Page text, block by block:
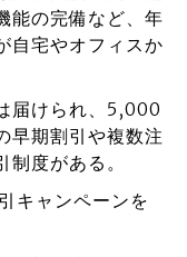
能の完備など、年
自宅やオフィスか
届けられ、5,000
早期割引や複数注
度がある。
キャンペーンを